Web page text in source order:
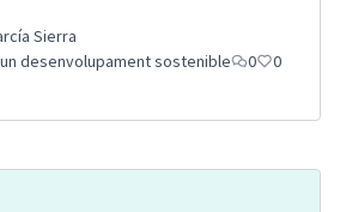
Sierra
desenvolupament sostenible
0
0